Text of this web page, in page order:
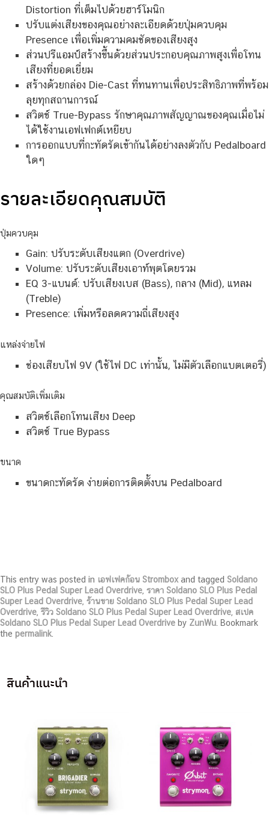
Distortion ที่เต็มไปด้วยฮาร์โมนิก
ปรับแต่งเสียงของคุณอย่างละเอียดด้วยปุ่มควบคุม
Presence เพื่อเพิ่มความคมชัดของเสียงสูง
ส่วนปรีแอมป์สร้างขึ้นด้วยส่วนประกอบคุณภาพสูงเพื่อโทน
เสียงที่ยอดเยี่ยม
สร้างด้วยกล่อง Die-Cast ที่ทนทานเพื่อประสิทธิภาพที่พร้อม
ลุยทุกสถานการณ์
สวิตช์ True-Bypass รักษาคุณภาพสัญญาณของคุณเมื่อไม่
ได้ใช้งานเอฟเฟกต์เหยียบ
การออกแบบที่กะทัดรัดเข้ากันได้อย่างลงตัวกับ Pedalboard
ใดๆ
รายละเอียดคุณสมบัติ
ปุ่มควบคุม
Gain: ปรับระดับเสียงแตก (Overdrive)
Volume: ปรับระดับเสียงเอาท์พุตโดยรวม
EQ 3-แบนด์: ปรับเสียงเบส (Bass), กลาง (Mid), แหลม
(Treble)
Presence: เพิ่มหรือลดความถี่เสียงสูง
แหล่งจ่ายไฟ
ช่องเสียบไฟ 9V (ใช้ไฟ DC เท่านั้น, ไม่มีตัวเลือกแบตเตอรี่)
คุณสมบัติเพิ่มเติม
สวิตช์เลือกโทนเสียง Deep
สวิตช์ True Bypass
ขนาด
ขนาดกะทัดรัด ง่ายต่อการติดตั้งบน Pedalboard
This entry was posted in เอฟเฟคก้อน Strombox and tagged Soldano
SLO Plus Pedal Super Lead Overdrive ราคา Soldano SLO Plus Pedal
Super Lead Overdrive ร้านขาย Soldano SLO Plus Pedal Super Lead
Overdrive ,รีวิว Soldano SLO Plus Pedal Super Lead Overdrive สเปค
Soldano SLO Plus Pedal Super Lead Overdrive by ZunWu . Bookmark
the permalink
สินค้าแนะนำ